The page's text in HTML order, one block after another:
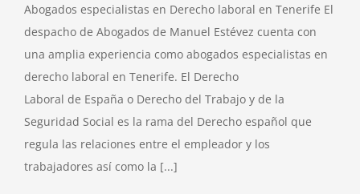
Abogados especialistas en Derecho laboral en Tenerife El
despacho de Abogados de Manuel Estévez cuenta con
una amplia experiencia como abogados especialistas en
derecho laboral en Tenerife. El Derecho
Laboral de España o Derecho del Trabajo y de la
Seguridad Social es la rama del Derecho español que
regula las relaciones entre el empleador y los
trabajadores así como la [...]